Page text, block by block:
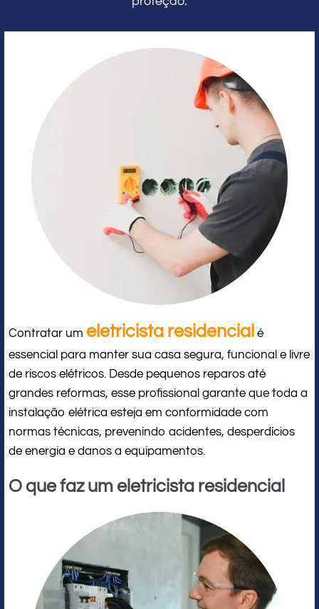
Contratar um eletricista residencial é
essencial para manter sua casa segura, funcional e livre
de riscos elétricos. Desde pequenos reparos até
grandes reformas, esse profissional garante que toda a
instalação elétrica esteja em conformidade com
normas técnicas, prevenindo acidentes, desperdícios
de energia e danos a equipamentos.
O que faz um eletricista residencial